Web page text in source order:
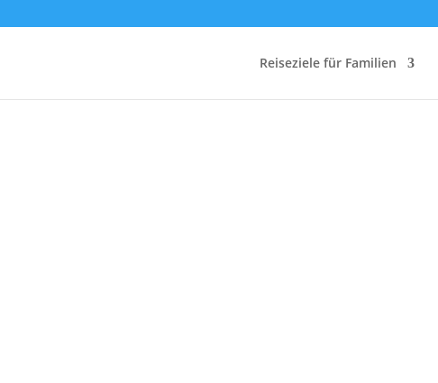
Reiseziele für Familien